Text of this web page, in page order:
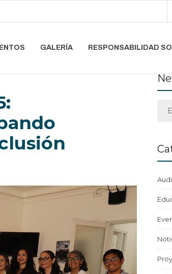
GALERÍA RESPONSABILIDAD